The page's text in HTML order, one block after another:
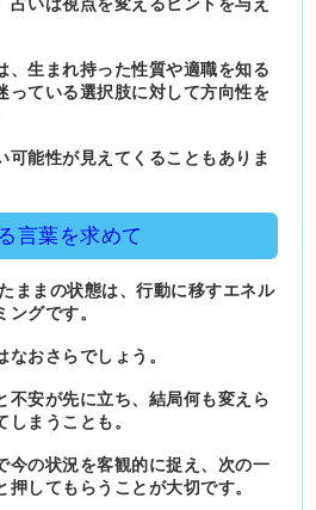
、生まれ持った性質や適職を知る
っている選択肢に対して方向性を
可能性が見えてくることもありま
言葉を求めて
ままの状態は、行動に移すエネル
グです。
おさらでしょう。
不安が先に立ち、結局何も変えら
まうことも。
今の状況を客観的に捉え、次の一
してもらうことが大切です。